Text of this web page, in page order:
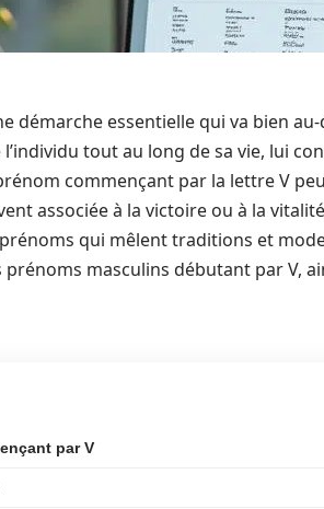
essentielle qui va bien au-
tout au long de sa vie, lui
commençant par la lettre V
associée à la victoire ou à la
qui mêlent traditions et
masculins débutant par V,
par V